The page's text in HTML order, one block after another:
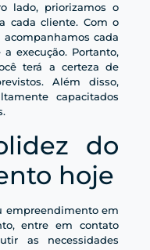
lado, priorizamos o
cada cliente. Com o
cada
execução. Portanto,
terá a certeza de
Além disso,
capacitados
do
hoje
empreendimento em
entre em contato
as necessidades